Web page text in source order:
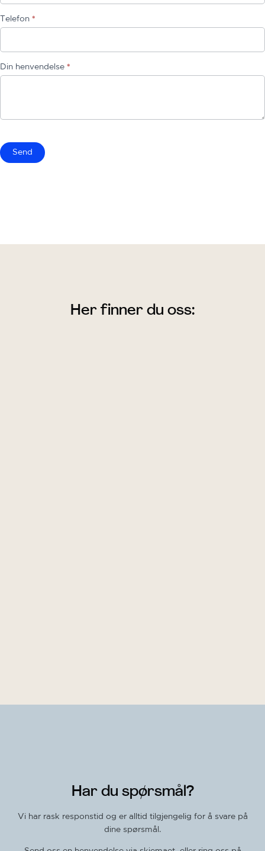
j
e
m
Telefon *
Din henvendelse *
Send
Her finner du oss:
Har du spørsmål?
​Vi har rask responstid og er alltid ​tilgjengelig for å svare på
dine spørsmål.